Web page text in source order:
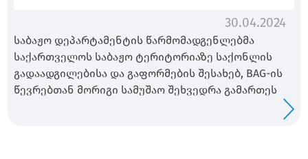
30.04.2024
საბაჟო დეპარტამენტის წარმომადგენლებმა
საქართველოს საბაჟო ტერიტორიაზე საქონლის
გადაადგილებისა და გაფორმების შესახებ, BAG-ის
წევრებთან მორიგი სამუშაო შეხვედრა გამართეს